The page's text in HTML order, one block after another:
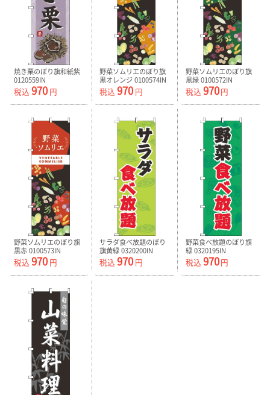
焼き栗のぼり旗和紙紫
0120559IN
税込 970 円
野菜ソムリエのぼり旗
黒オレンジ 0100574IN
税込 970円
野菜ソムリエのぼり旗
黒緑 0100572IN
税込 970円
野菜ソムリエのぼり旗
黒赤 0100573IN
税込 970 円
サラダ食べ放題のぼり
旗黄緑 0320200IN
税込 970円
野菜食べ放題のぼり旗
緑 0320195IN
税込 970円